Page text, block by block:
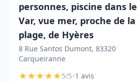
personnes, piscine dans le
Var, vue mer, proche de la
plage, de Hyères
8 Rue Santos Dumont, 83320
Carqueiranne
★★★★★5/5•1 avis